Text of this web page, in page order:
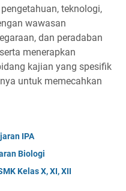
teknologi,
wawasan
dan peradaban
menerapkan
kajian yang spesifik
untuk memecahkan
IPA
Biologi
Kelas X, XI, XII